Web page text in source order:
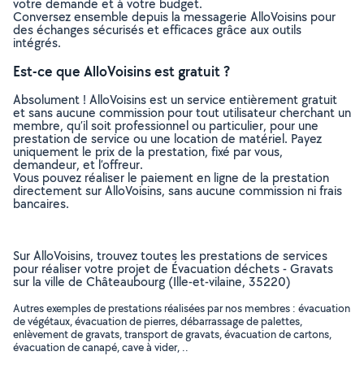
votre demande et à votre budget.
Conversez ensemble depuis la messagerie AlloVoisins pour
des échanges sécurisés et efficaces grâce aux outils
intégrés.
Est-ce que AlloVoisins est gratuit ?
Absolument ! AlloVoisins est un service entièrement gratuit
et sans aucune commission pour tout utilisateur cherchant un
membre, qu’il soit professionnel ou particulier, pour une
prestation de service ou une location de matériel. Payez
uniquement le prix de la prestation, fixé par vous,
demandeur, et l’offreur.
Vous pouvez réaliser le paiement en ligne de la prestation
directement sur AlloVoisins, sans aucune commission ni frais
bancaires.
Sur AlloVoisins, trouvez toutes les prestations de services
pour réaliser votre projet de Évacuation déchets - Gravats
sur la ville de Châteaubourg (Ille-et-vilaine, 35220)
Autres exemples de prestations réalisées par nos membres : évacuation
de végétaux, évacuation de pierres, débarrassage de palettes,
enlèvement de gravats, transport de gravats, évacuation de cartons,
évacuation de canapé, cave à vider, ..